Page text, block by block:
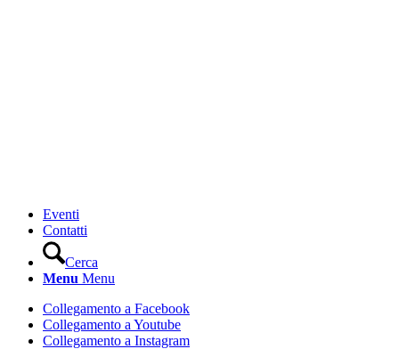
Eventi
Contatti
Cerca
Menu Menu
Collegamento a Facebook
Collegamento a Youtube
Collegamento a Instagram